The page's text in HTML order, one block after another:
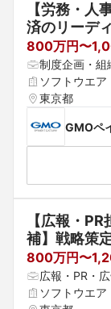
【労務・
済のリーデ
場）
800万円〜
制度企画・組
ソフトウエア
東京都
GMOペ
【広報・
補】戦略策
800万円〜
広報・PR・
ソフトウエア